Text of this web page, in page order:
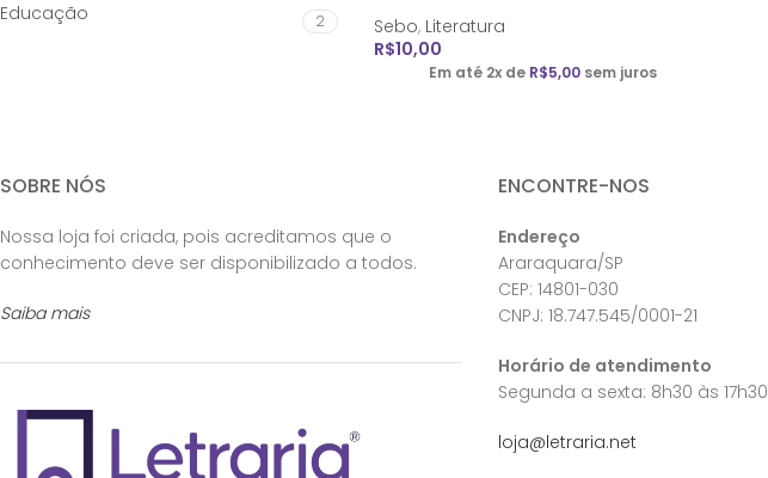
Educação 2
Sebo, Literatura
R$10,00
Em até 2x de R$5,00 sem juros
SOBRE NÓS
Nossa loja foi criada, pois acreditamos que o
conhecimento deve ser disponibilizado a todos.
Saiba mais
ENCONTRE-NOS
Endereço
Araraquara/SP
CEP: 14801-030
CNPJ: 18.747.545/0001-21
Horário de atendimento
Segunda a sexta: 8h30 às 17h30
loja@letraria.net